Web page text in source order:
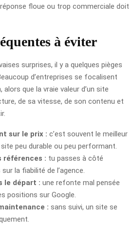
floue ou trop commerciale doit
à éviter
surprises, il y a quelques pièges
d’entreprises se focalisent
que la vraie valeur d’un site
de sa vitesse, de son contenu et
sur le prix : c’est souvent le meilleur
peu durable ou peu performant.
références : tu passes à côté
la fiabilité de l’agence.
le départ : une refonte mal pensée
positions sur Google.
: sans suivi, un site se